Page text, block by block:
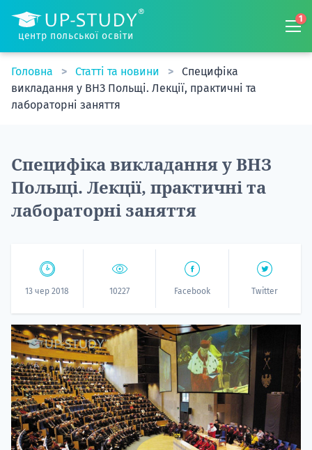
центр польської освіти
1
Головна Статті та новини
Специфіка
викладання у ВНЗ Польщі. Лекції, практичні та
лабораторні заняття
Специфіка викладання у ВНЗ
Польщі. Лекції, практичні та
лабораторні заняття
13 чер 2018 10227 Facebook Twitter